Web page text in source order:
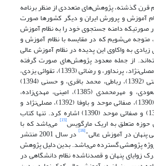
قرن گذشته، پژوهش‌های متعددی از منظر برنامه
آموزش و پرورش ایران و دیگر کشورها صورت
صورتیکه دامنه جستجوی خود را به نظام آموزش
متوجه می‌شویم که در مقایسه با نظام آموزش و
به واکاوی این پدیده در نظام آموزش عالی
از جمله معدود پژوهش‌های صورت گرفته
می‌توان به پژوهش مصلی‌نژاد، پرنداور، و رضائی (1393)، تقوائی یزدی،
رحیمی، و یزدخواستی (1392)، رباطی، محمد باقری، و حسنی (1394)
مهرام، ساکتی، مسعودی، و مهرمحمدی (1385)، امینی، مهدی‌زاده،
ماشاالهی، علی‌زاده (1390)، صفائی موحد و باوفا (1392)، مصلی‌نژاد و
مرشد بهبهانی (1392) و صفائی موحد (1390) اشاره کرد. تنها کتاب
حوزه متعلق به اریک مارگویس[15] می‌باشد که با
پنهان در آموزش عالی"[16] در سال 2001 منتشر
پژوهشی گسترده می‌باشد. بدین دلیل پژوهش
زوایای پنهان و قصدناشده نظام دانشگاهی در